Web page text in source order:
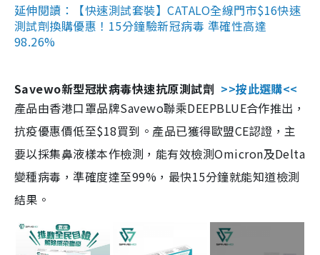
延伸閱讀：【快速測試套裝】CATALO全線門市$16快速
測試劑換購優惠！15分鐘驗新冠病毒 準確性高達
98.26%
Savewo新型冠狀病毒快速抗原測試劑 >>按此選購<<
產品由香港口罩品牌Savewo聯乘DEEPBLUE合作推出，
抗疫優惠價低至$18買到。產品已獲得歐盟CE認證，主
要以採集鼻液樣本作檢測，能有效檢測Omicron及Delta
變種病毒，準確度達至99%，最快15分鐘就能知道檢測
結果。